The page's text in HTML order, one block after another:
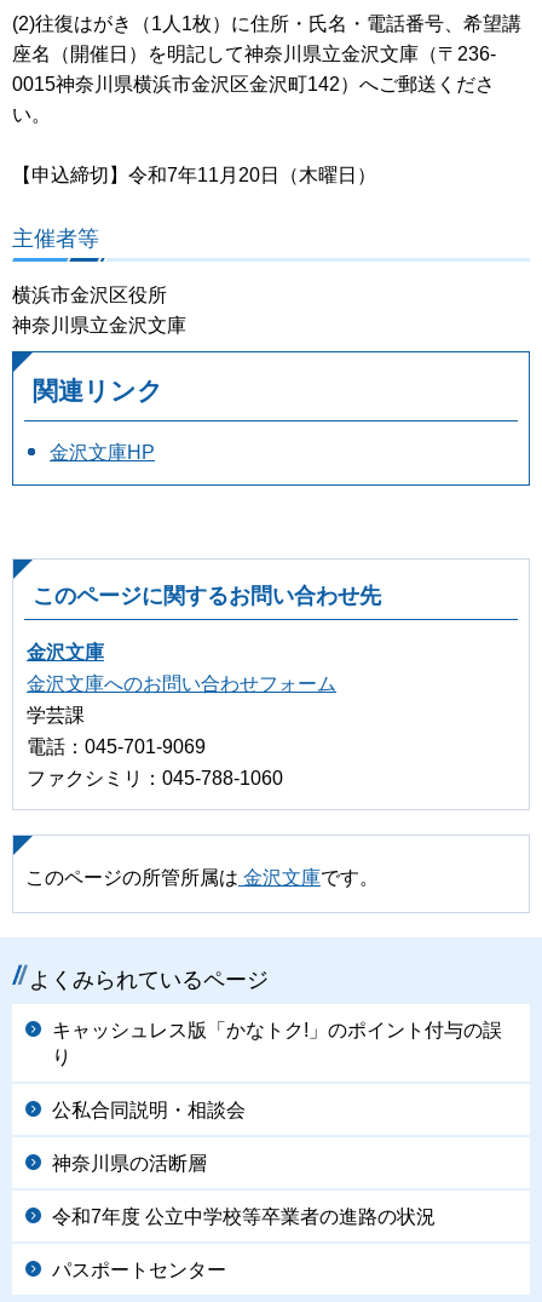
(2)往復はがき（1人1枚）に住所・氏名・電話番号、希望講
座名（開催日）を明記して神奈川県立金沢文庫（〒236-
0015神奈川県横浜市金沢区金沢町142）へご郵送くださ
い。
【申込締切】令和7年11月20日（木曜日）
主催者等
横浜市金沢区役所
神奈川県立金沢文庫
関連リンク
金沢文庫HP
このページに関するお問い合わせ先
金沢文庫
金沢文庫へのお問い合わせフォーム
学芸課
電話：045-701-9069
ファクシミリ：045-788-1060
このページの所管所属は 金沢文庫です。
よくみられているページ
キャッシュレス版「かなトク!」のポイント付与の誤
り
公私合同説明・相談会
神奈川県の活断層
令和7年度 公立中学校等卒業者の進路の状況
パスポートセンター